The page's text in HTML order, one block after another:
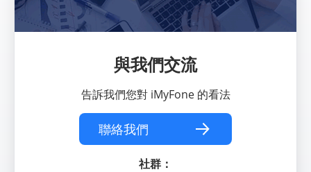
與我們交流
告訴我們您對 iMyFone 的看法
聯絡我們
社群：